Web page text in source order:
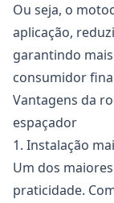
Ou seja, o
aplicação,
garantindo
consumidor
Vantagens da
espaçador
1. Instalação
Um dos
praticidade.